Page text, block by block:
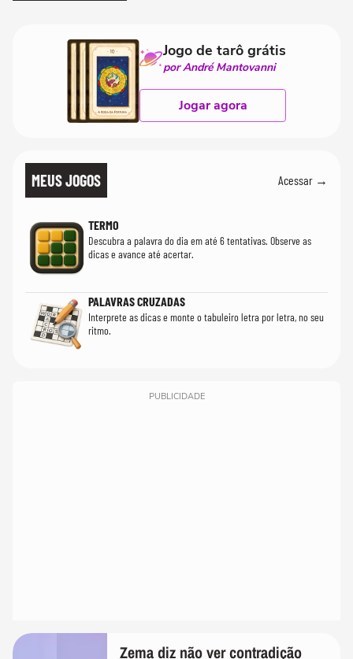
Jogo de tarô grátis
por André Mantovanni
Jogar agora
MEUS JOGOS Acessar →
TERMO
Descubra a palavra do dia em até 6 tentativas. Observe as
dicas e avance até acertar.
PALAVRAS CRUZADAS
Interprete as dicas e monte o tabuleiro letra por letra, no seu
ritmo.
PUBLICIDADE
Zema diz não ver contradição